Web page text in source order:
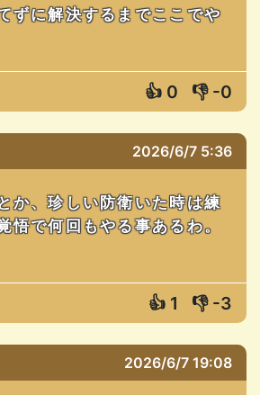
ずに解決するまでここでや
👍 0 👎 -0
2026/6/7 5:36
か、珍しい防衛いた時は練
悟で何回もやる事あるわ。
👍 1 👎 -3
2026/6/7 19:08